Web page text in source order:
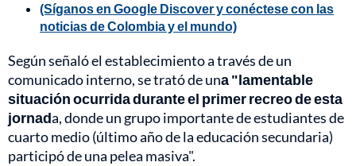
(Síganos en Google Discover y conéctese con las
noticias de Colombia y el mundo)
Según señaló el establecimiento a través de un
comunicado interno, se trató de una "lamentable
situación ocurrida durante el primer recreo de esta
jornada, donde un grupo importante de estudiantes de
cuarto medio (último año de la educación secundaria)
participó de una pelea masiva".